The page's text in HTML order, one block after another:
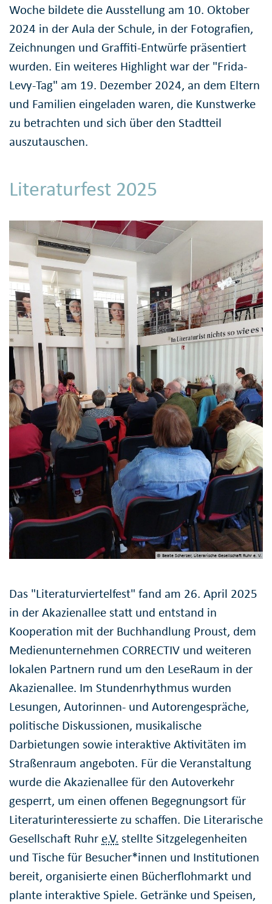
Woche bildete die Ausstellung am 10. Oktober
2024 in der Aula der Schule, in der Fotografien,
Zeichnungen und Graffiti-Entwürfe präsentiert
wurden. Ein weiteres Highlight war der "Frida-
Levy-Tag" am 19. Dezember 2024, an dem Eltern
und Familien eingeladen waren, die Kunstwerke
zu betrachten und sich über den Stadtteil
auszutauschen.
Literaturfest 2025
© Beate Scherzer, Literarische Gesellschaft Ruhr e. V.
Das "Literaturviertelfest" fand am 26. April 2025
in der Akazienallee statt und entstand in
Kooperation mit der Buchhandlung Proust, dem
Medienunternehmen CORRECTIV und weiteren
lokalen Partnern rund um den LeseRaum in der
Akazienallee. Im Stundenrhythmus wurden
Lesungen, Autorinnen- und Autorengespräche,
politische Diskussionen, musikalische
Darbietungen sowie interaktive Aktivitäten im
Straßenraum angeboten. Für die Veranstaltung
wurde die Akazienallee für den Autoverkehr
gesperrt, um einen offenen Begegnungsort für
Literaturinteressierte zu schaffen. Die Literarische
Gesellschaft Ruhr e.V. stellte Sitzgelegenheiten
und Tische für Besucher*innen und Institutionen
bereit, organisierte einen Bücherflohmarkt und
plante interaktive Spiele. Getränke und Speisen,